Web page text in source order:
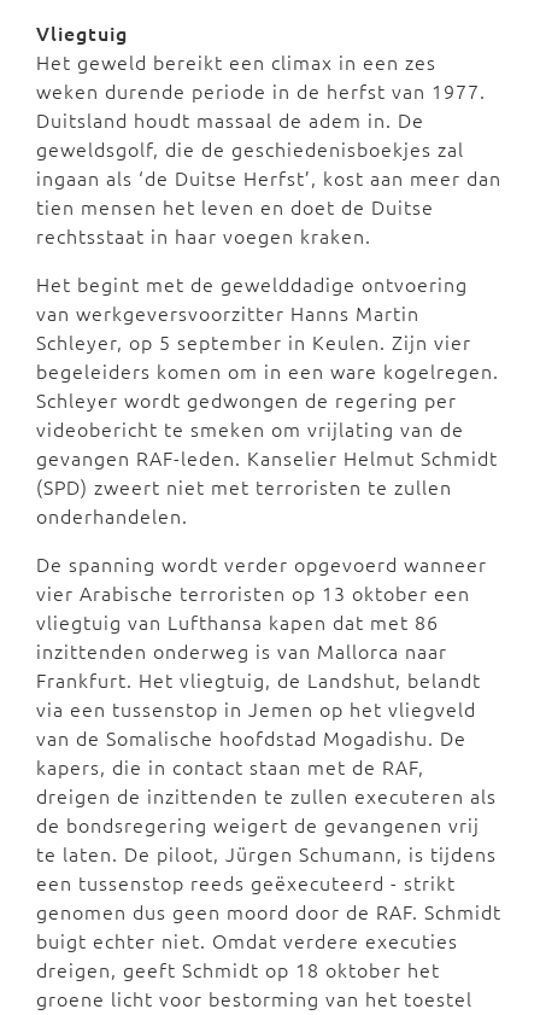
Vliegtuig
Het geweld bereikt een climax in een zes
weken durende periode in de herfst van 1977.
Duitsland houdt massaal de adem in. De
geweldsgolf, die de geschiedenisboekjes zal
ingaan als ‘de Duitse Herfst’, kost aan meer dan
tien mensen het leven en doet de Duitse
rechtsstaat in haar voegen kraken.
Het begint met de gewelddadige ontvoering
van werkgeversvoorzitter Hanns Martin
Schleyer, op 5 september in Keulen. Zijn vier
begeleiders komen om in een ware kogelregen.
Schleyer wordt gedwongen de regering per
videobericht te smeken om vrijlating van de
gevangen RAF-leden. Kanselier Helmut Schmidt
(SPD) zweert niet met terroristen te zullen
onderhandelen.
De spanning wordt verder opgevoerd wanneer
vier Arabische terroristen op 13 oktober een
vliegtuig van Lufthansa kapen dat met 86
inzittenden onderweg is van Mallorca naar
Frankfurt. Het vliegtuig, de Landshut, belandt
via een tussenstop in Jemen op het vliegveld
van de Somalische hoofdstad Mogadishu. De
kapers, die in contact staan met de RAF,
dreigen de inzittenden te zullen executeren als
de bondsregering weigert de gevangenen vrij
te laten. De piloot, Jürgen Schumann, is tijdens
een tussenstop reeds geëxecuteerd - strikt
genomen dus geen moord door de RAF. Schmidt
buigt echter niet. Omdat verdere executies
dreigen, geeft Schmidt op 18 oktober het
groene licht voor bestorming van het toestel